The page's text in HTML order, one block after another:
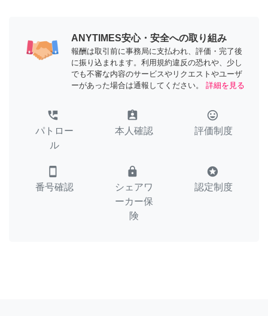
ANYTIMES安心・安全への取り組み
報酬は取引前に事務局に支払われ、評価・完了後
に振り込まれます。利用規約違反の恐れや、少し
でも不審な内容のサービスやリクエストやユーザ
ーがあった場合は通報してください。
詳細を見る
perm_phone_msg
パトロー
ル
assignment_ind
本人確認
tag_faces
評価制度
smartphone
番号確認
lock
シェアワ
ーカー保
険
stars
認定制度